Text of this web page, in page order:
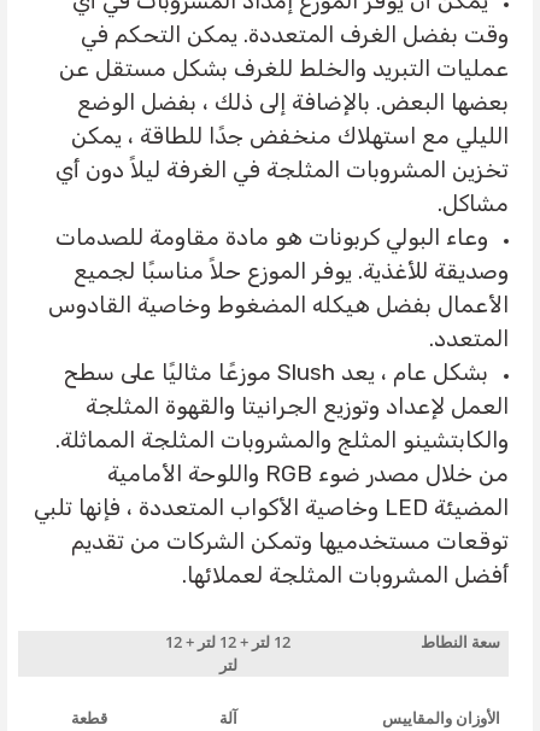
وقت بفضل الغرف المتعددة. يمكن التحكم في
عمليات التبريد والخلط للغرف بشكل مستقل عن
بعضها البعض. بالإضافة إلى ذلك ، بفضل الوضع
الليلي مع استهلاك منخفض جدًا للطاقة ، يمكن
تخزين المشروبات المثلجة في الغرفة ليلاً دون أي
مشاكل.
وعاء البولي كربونات هو مادة مقاومة للصدمات
وصديقة للأغذية. يوفر الموزع حلاً مناسبًا لجميع
الأعمال بفضل هيكله المضغوط وخاصية القادوس
المتعدد.
بشكل عام ، يعد Slush موزعًا مثاليًا على سطح
العمل لإعداد وتوزيع الجرانيتا والقهوة المثلجة
والكابتشينو المثلج والمشروبات المثلجة المماثلة.
من خلال مصدر ضوء RGB واللوحة الأمامية
المضيئة LED وخاصية الأكواب المتعددة ، فإنها تلبي
توقعات مستخدميها وتمكن الشركات من تقديم
أفضل المشروبات المثلجة لعملائها.
سعة النطاط
12 لتر + 12 لتر + 12
لتر
الأوزان والمقاييس آلة
قطعة